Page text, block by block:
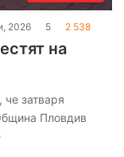
2026 5 2 538
на
затваря
Пловдив